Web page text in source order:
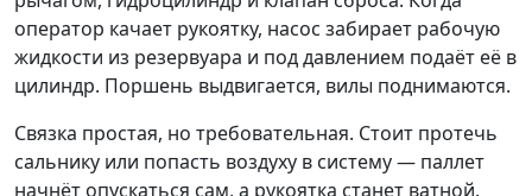
оператор качает рукоятку, насос забирает рабочую
жидкости из резервуара и под давлением подаёт её в
цилиндр. Поршень выдвигается, вилы поднимаются.
Связка простая, но требовательная. Стоит протечь
сальнику или попасть воздуху в систему — паллет
начнёт опускаться сам, а рукоятка станет ватной.